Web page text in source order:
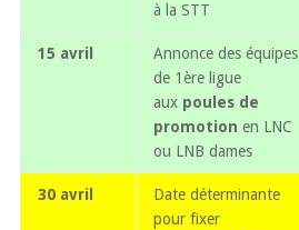
à la STT
15 avril
Annonce des équipes
de 1ère ligue
aux poules de
promotion en LNC
ou LNB dames
30 avril
Date déterminante
pour fixer